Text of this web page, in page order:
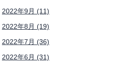
2022年9月 (11)
2022年8月 (19)
2022年7月 (36)
2022年6月 (31)